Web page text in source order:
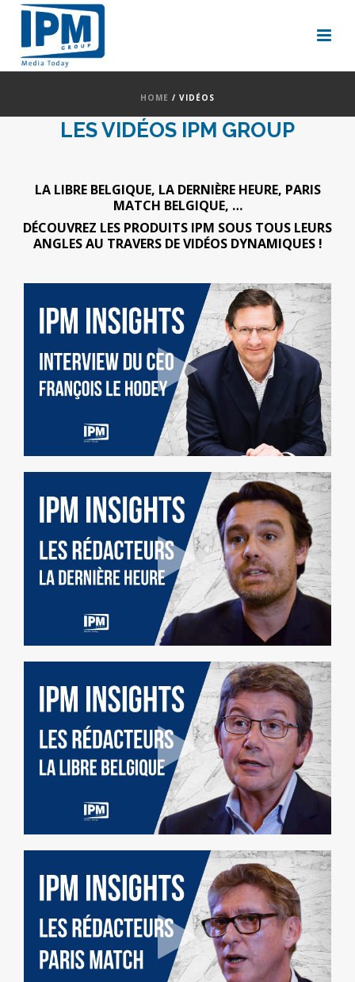
HOME / VIDÉOS
LES VIDÉOS IPM GROUP
LA LIBRE BELGIQUE, LA DERNIÈRE HEURE, PARIS
MATCH BELGIQUE, …
DÉCOUVREZ LES PRODUITS IPM SOUS TOUS LEURS
ANGLES AU TRAVERS DE VIDÉOS DYNAMIQUES !